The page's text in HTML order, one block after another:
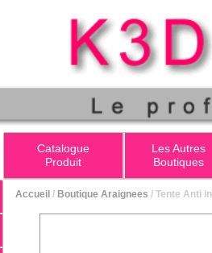
Catalogue
Produit
Les Autres
Boutiques
Accueil / Boutique Araignees / Tente Anti